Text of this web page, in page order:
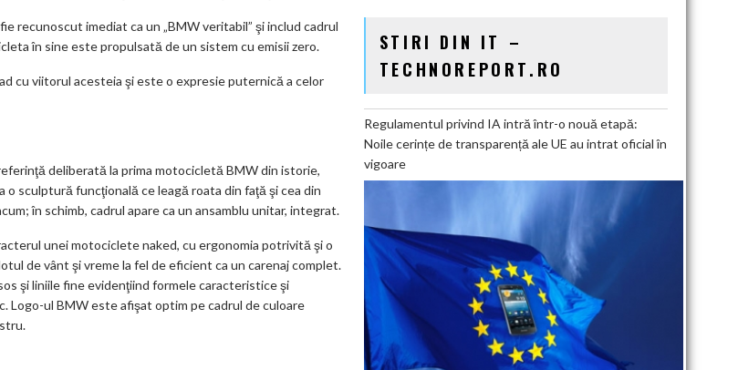
recunoscut imediat ca un „BMW veritabil” şi includ cadrul
în sine este propulsată de un sistem cu emisii zero.
cu viitorul acesteia şi este o expresie puternică a celor
deliberată la prima motocicletă BMW din istorie,
sculptură funcţională ce leagă roata din faţă şi cea din
în schimb, cadrul apare ca un ansamblu unitar, integrat.
unei motociclete naked, cu ergonomia potrivită şi o
de vânt şi vreme la fel de eficient ca un carenaj complet.
şi liniile fine evidenţiind formele caracteristice şi
ul BMW este afişat optim pe cadrul de culoare
STIRI DIN IT –
TECHNOREPORT.RO
Regulamentul privind IA intră într-o nouă etapă:
Noile cerințe de transparență ale UE au intrat oficial în
vigoare